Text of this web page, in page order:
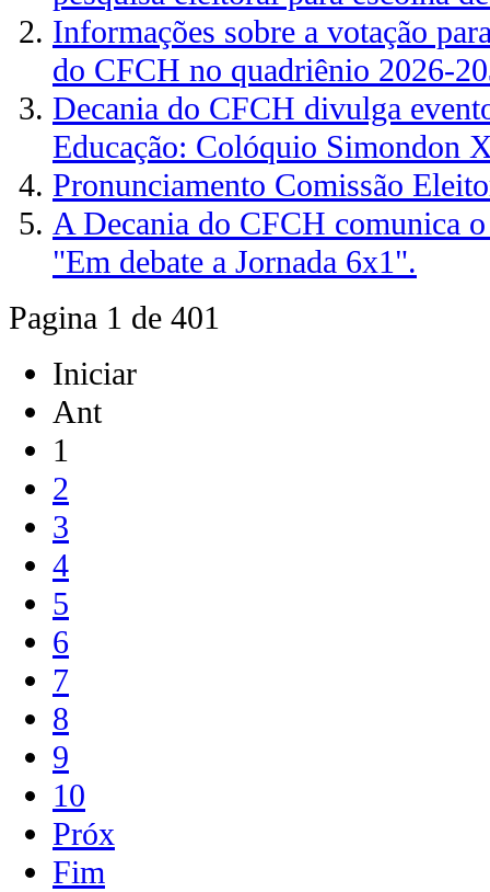
Informações sobre a votação
do CFCH no quadriênio 2026-
Decania do CFCH divulga
Educação: Colóquio
Pronunciamento Comissão
A Decania do CFCH comunica
"Em debate a Jornada 6x1".
Pagina 1 de 401
Iniciar
Ant
1
2
3
4
5
6
7
8
9
10
Próx
Fim